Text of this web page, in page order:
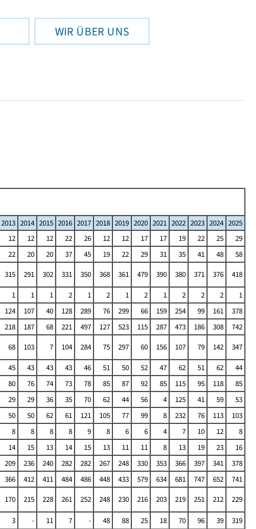
WIR ÜBER UNS
2013 2014 2015 2016 2017 2018 2019 2020 2021 2022 2023 2024 2025
12 12 12 22 26 12 12 17 17 19 22 25
29
22 20 20 37 45 19 22 29 31 35 41 48
58
315 291 302 331 350 368 361 479 390 380 371 376
418
1 1 1 2 1 2 1 2 1 2 2 2
1
124 107 40 128 289 76 299 66 159 254 99 161
378
218 187 68 221 497 127 523 115 287 473 186 308
742
68 103 7 104 284 75 297 60 156 107 79 142
347
45 43 43 43 46 51 50 52 47 62 51 62
44
80 76 74 73 78 85 87 92 85 115 95 118
85
29 29 36 35 70 62 44 56 4 125 41 59
53
50 50 62 61 121 105 77 99 8 232 76 113
103
8 8 8 8 9 8 6 6 4 7 10 12
8
14 15 13 14 15 13 11 11 8 13 19 23
16
209 236 240 282 282 267 248 330 353 366 397 341
378
366 412 411 484 486 448 433 579 634 681 747 652
741
170 215 228 261 252 248 230 216 203 219 251 212
229
3 - 11 7 - 48 88 25 18 70 96 39 319